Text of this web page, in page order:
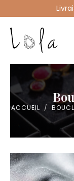
ACCUEIL